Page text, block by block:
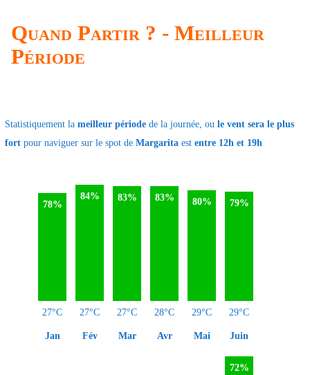
Quand Partir ? - Meilleur
Période
Statistiquement la meilleur périodede la journée, ou le vent sera le plus
fortpour naviguer sur le spot de Margaritaest entre 12h et 19h
78%
27°C
Jan
84%
27°C
Fév
83%
27°C
Mar
83%
28°C
Avr
80%
29°C
Mai
79%
29°C
Juin
72%